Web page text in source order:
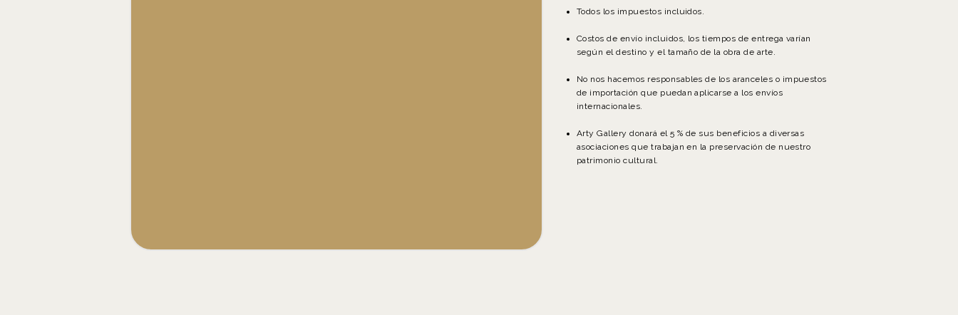
Todos los impuestos incluidos.
Costos de envío incluidos, los tiempos de entrega varían
según el destino y el tamaño de la obra de arte.
No nos hacemos responsables de los aranceles o impuestos
de importación que puedan aplicarse a los envíos
internacionales.
Arty Gallery donará el 5 % de sus beneficios a diversas
asociaciones que trabajan en la preservación de nuestro
patrimonio cultural.